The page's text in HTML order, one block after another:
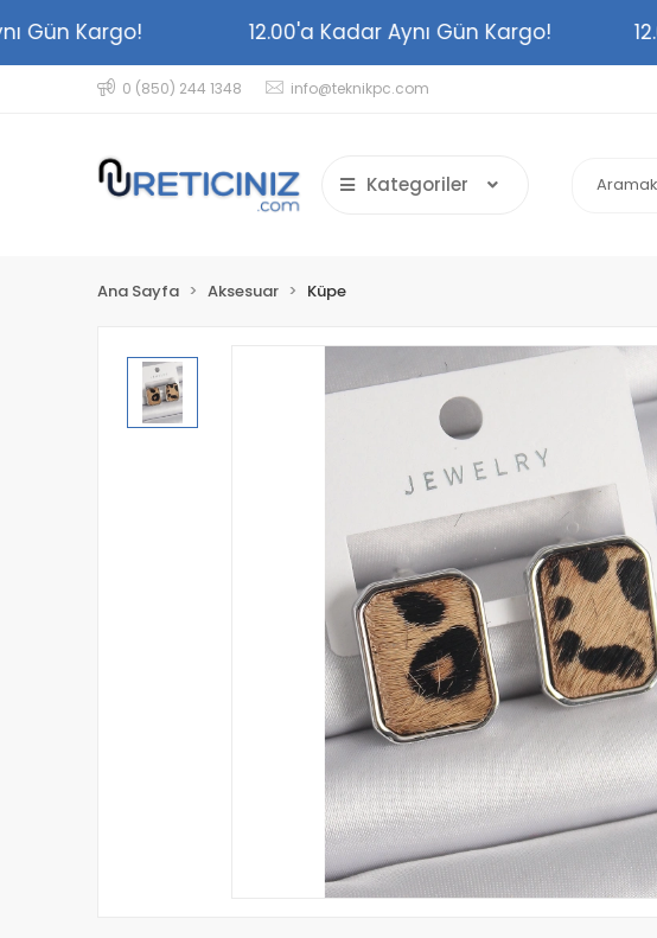
Gün Kargo! 12.00'a Kadar Aynı Gün Kargo!
0 (850) 244 1348 info@teknikpc.com
Kategoriler
Ana Sayfa Aksesuar Küpe